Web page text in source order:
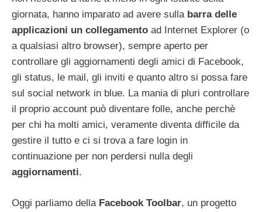
giornata, hanno imparato ad avere sulla barra delle
applicazioni un collegamento ad Internet Explorer (o
a qualsiasi altro browser), sempre aperto per
controllare gli aggiornamenti degli amici di Facebook,
gli status, le mail, gli inviti e quanto altro si possa fare
sul social network in blue. La mania di pluri controllare
il proprio account può diventare folle, anche perchè
per chi ha molti amici, veramente diventa difficile da
gestire il tutto e ci si trova a fare login in
continuazione per non perdersi nulla degli
aggiornamenti.
Oggi parliamo della Facebook Toolbar, un progetto